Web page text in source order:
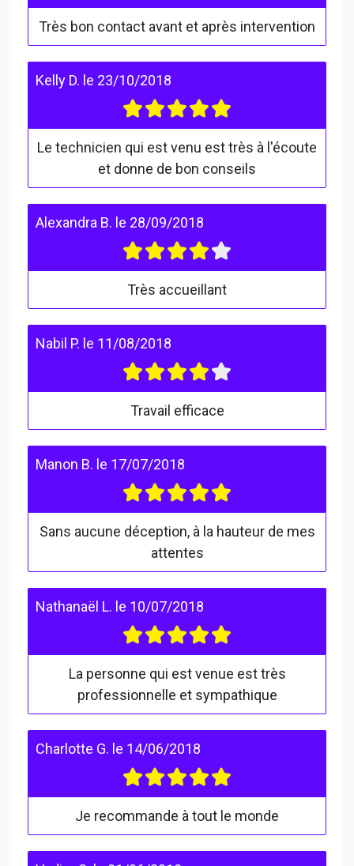
Très bon contact avant et après intervention
Kelly D. le 23/10/2018
Le technicien qui est venu est très à l'écoute
et donne de bon conseils
Alexandra B. le 28/09/2018
Très accueillant
Nabil P. le 11/08/2018
Travail efficace
Manon B. le 17/07/2018
Sans aucune déception, à la hauteur de mes
attentes
Nathanaël L. le 10/07/2018
La personne qui est venue est très
professionnelle et sympathique
Charlotte G. le 14/06/2018
Je recommande à tout le monde